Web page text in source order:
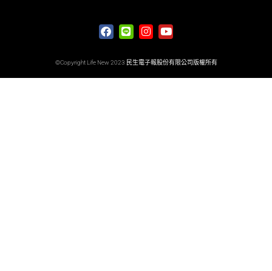
©Copyright Life New 2023 民生電子報股份有限公司版權所有